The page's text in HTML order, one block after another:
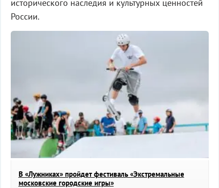
исторического наследия и культурных ценностей
России.
В «Лужниках» пройдет фестиваль «Экстремальные
московские городские игры»